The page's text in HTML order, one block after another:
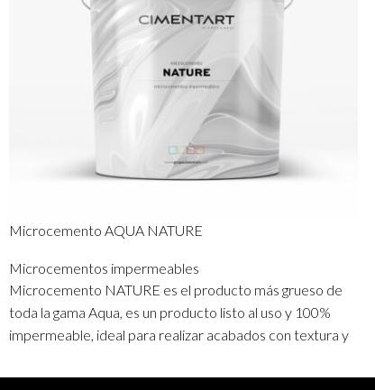
Microcemento AQUA NATURE
Microcementos impermeables
Microcemento NATURE es el producto más grueso de
toda la gama Aqua, es un producto listo al uso y 100%
impermeable, ideal para realizar acabados con textura y
diferentes de nuestra carta de colores.